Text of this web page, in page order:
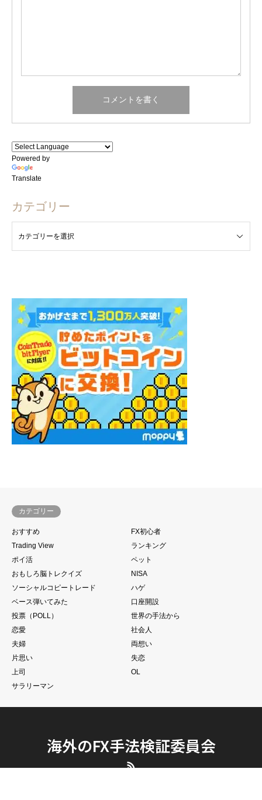
Powered by
Translate
カテゴリー
カテゴリー
おすすめ
Trading View
ポイ活
ペット
ベース弾いてみた
口座開設
世界の手法から